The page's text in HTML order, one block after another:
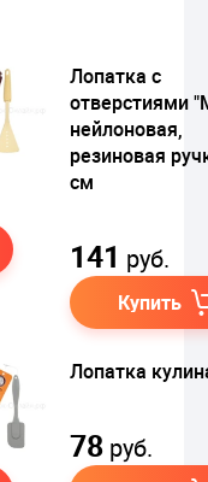
Лопатка с
отверстиями
нейлоновая,
резиновая
см
141 руб.
Купить
Лопатка
78 руб.